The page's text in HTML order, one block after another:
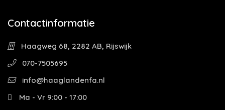
Contactinformatie
Haagweg 68, 2282 AB, Rijswijk
070-7505695
info@haaglandenfa.nl
Ma - Vr 9:00 - 17:00